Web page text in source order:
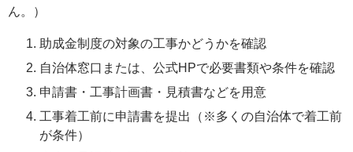
ん。）
助成金制度の対象の工事かどうかを確認
自治体窓口または、公式HPで必要書類や条件を確認
申請書・工事計画書・見積書などを用意
工事着工前に申請書を提出（※多くの自治体で着工前
が条件）